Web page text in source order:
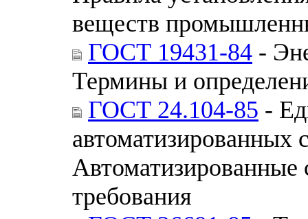
веществ
ГОСТ 19431-84 -
Термины и
ГОСТ 24.104-85 -
автоматизированных
требования